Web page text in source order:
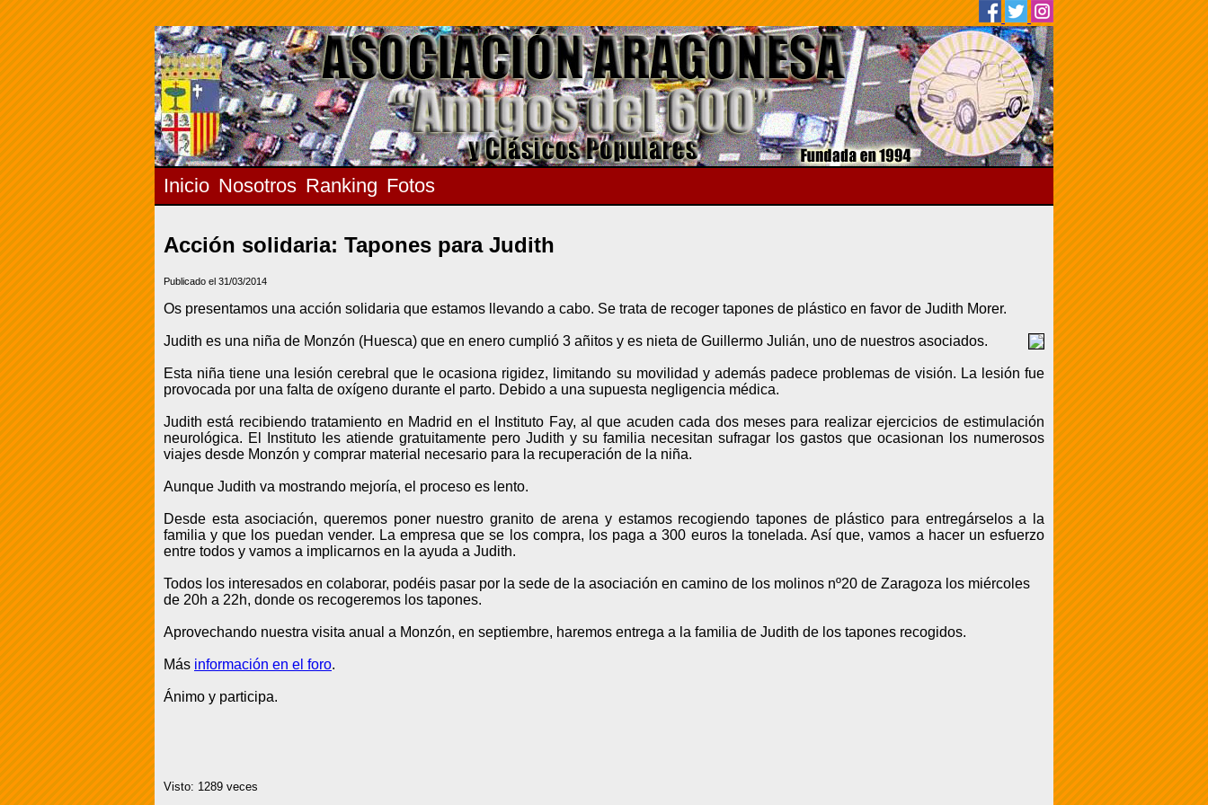
Inicio Nosotros Ranking Fotos
Acción solidaria: Tapones para Judith
Publicado el 31/03/2014
Os presentamos una acción solidaria que estamos llevando a cabo. Se trata de recoger tapones de plástico en favor de Judith Morer.
Judith es una niña de Monzón (Huesca) que en enero cumplió 3 añitos y es nieta de Guillermo Julián, uno de nuestros asociados.
Esta niña tiene una lesión cerebral que le ocasiona rigidez, limitando su movilidad y además padece problemas de visión. La lesión fue
provocada por una falta de oxígeno durante el parto. Debido a una supuesta negligencia médica.
Judith está recibiendo tratamiento en Madrid en el Instituto Fay, al que acuden cada dos meses para realizar ejercicios de estimulación
neurológica. El Instituto les atiende gratuitamente pero Judith y su familia necesitan sufragar los gastos que ocasionan los numerosos
viajes desde Monzón y comprar material necesario para la recuperación de la niña.
Aunque Judith va mostrando mejoría, el proceso es lento.
Desde esta asociación, queremos poner nuestro granito de arena y estamos recogiendo tapones de plástico para entregárselos a la
familia y que los puedan vender. La empresa que se los compra, los paga a 300 euros la tonelada. Así que, vamos a hacer un esfuerzo
entre todos y vamos a implicarnos en la ayuda a Judith.
Todos los interesados en colaborar, podéis pasar por la sede de la asociación en camino de los molinos nº20 de Zaragoza los miércoles
de 20h a 22h, donde os recogeremos los tapones.
Aprovechando nuestra visita anual a Monzón, en septiembre, haremos entrega a la familia de Judith de los tapones recogidos.
Más información en el foro.
Ánimo y participa.
Visto: 1289 veces